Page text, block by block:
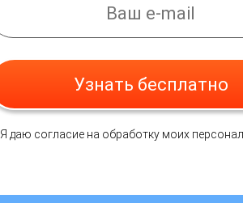
Узнать бесплатно
Я даю согласие на обработку моих